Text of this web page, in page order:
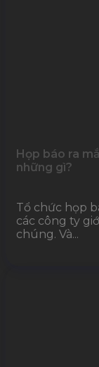
Họp báo ra
những gì?
Tổ chức họp
các công ty
chúng. Và...